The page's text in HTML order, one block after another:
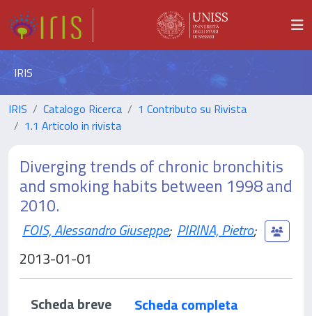
IRIS
IRIS Catalogo Ricerca
1 Contributo su Rivista
1.1 Articolo in rivista
Diverging trends of chronic bronchitis
and smoking habits between 1998 and
2010.
FOIS, Alessandro Giuseppe; PIRINA, Pietro;
2013-01-01
Scheda breve
Scheda completa